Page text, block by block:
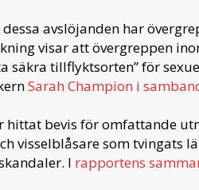
avslöjanden har
visar att övergreppen
säkra tillflyktsorten” för
Sarah Champion i
hittat bevis för omfattande
visselblåsare som tvingats
I rapportens